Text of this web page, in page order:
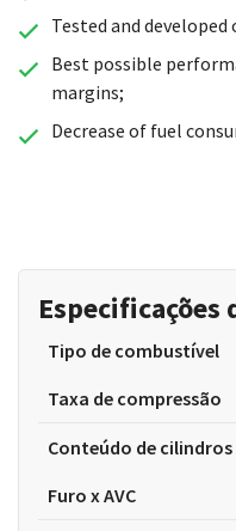
Tested and
Best possible
margins;
Decrease of fuel
Especificações
Tipo de combustível
Taxa de compressão
Conteúdo de cilindros
Furo x AVC